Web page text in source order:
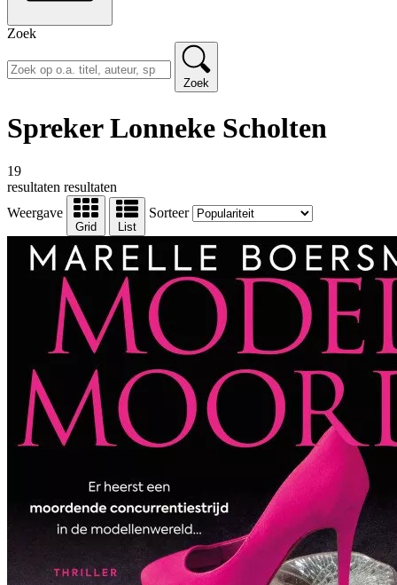
Zoek
Zoek
Spreker Lonneke Scholten
19
resultaten resultaten
Weergave
Grid List
Sorteer